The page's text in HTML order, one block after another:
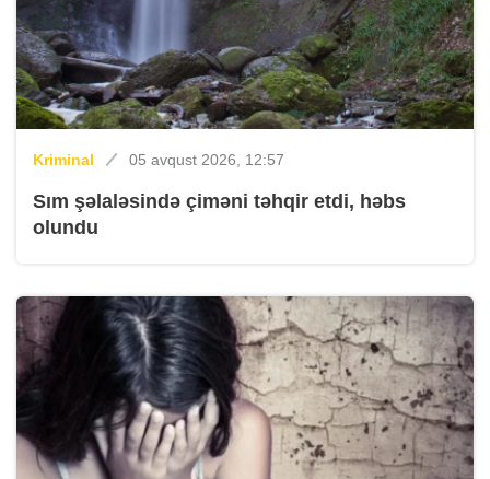
Kriminal 05 avqust 2026, 12:57
Sım şəlaləsində çiməni təhqir etdi, həbs
olundu